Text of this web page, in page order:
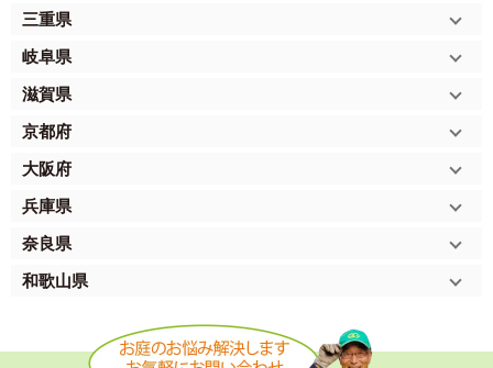
三重県
岐阜県
滋賀県
京都府
大阪府
兵庫県
奈良県
和歌山県